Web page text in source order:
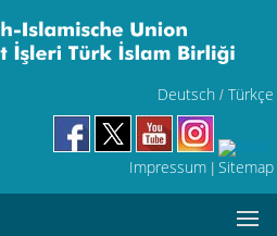
Deutsch / Türkçe
Impressum| Sitemap